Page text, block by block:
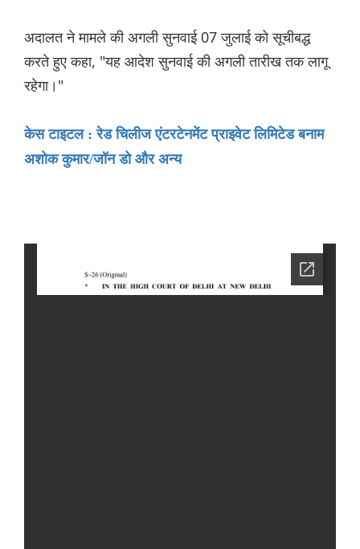
अदालत ने मामले की अगली सुनवाई 07 जुलाई को सूचीबद्ध
करते हुए कहा, "यह आदेश सुनवाई की अगली तारीख तक लागू
रहेगा।"
केस टाइटल : रेड चिलीज एंटरटेनमेंट प्राइवेट लिमिटेड बनाम
अशोक कुमार/जॉन डो और अन्य